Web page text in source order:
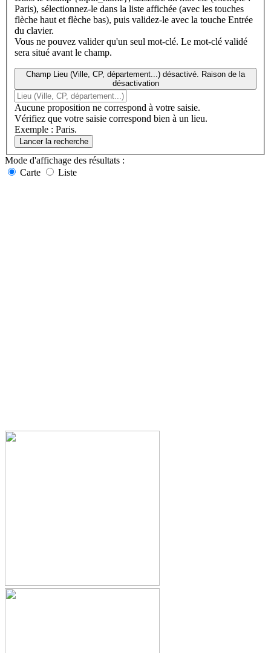
Paris), sélectionnez-le dans la liste affichée (avec les touches
flèche haut et flèche bas), puis validez-le avec la touche Entrée
du clavier.
Vous ne pouvez valider qu'un seul mot-clé. Le mot-clé validé
sera situé avant le champ.
Champ Lieu (Ville, CP, département...) désactivé. Raison de la
désactivation
Aucune proposition ne correspond à votre saisie.
Vérifiez que votre saisie correspond bien à un lieu.
Exemple : Paris.
Lancer la recherche
Mode d'affichage des résultats :
Carte
Liste